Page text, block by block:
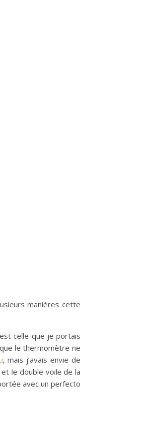
manières cette
celle que je portais
le thermomètre ne
, mais j’avais envie de
le double voile de la
avec un perfecto